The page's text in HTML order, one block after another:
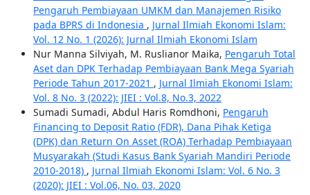
Pengaruh Pembiayaan UMKM dan Manajemen Risiko
pada BPRS di Indonesia , Jurnal Ilmiah Ekonomi Islam:
Vol. 12 No. 1 (2026): Jurnal Ilmiah Ekonomi Islam
Nur Manna Silviyah, M. Ruslianor Maika, Pengaruh Total
Aset dan DPK Terhadap Pembiayaan Bank Mega Syariah
Periode Tahun 2017-2021 , Jurnal Ilmiah Ekonomi Islam:
Vol. 8 No. 3 (2022): JIEI : Vol.8, No.3, 2022
Sumadi Sumadi, Abdul Haris Romdhoni, Pengaruh
Financing to Deposit Ratio (FDR), Dana Pihak Ketiga
(DPK) dan Return On Asset (ROA) Terhadap Pembiayaan
Musyarakah (Studi Kasus Bank Syariah Mandiri Periode
2010-2018) , Jurnal Ilmiah Ekonomi Islam: Vol. 6 No. 3
(2020): JIEI : Vol.06, No. 03, 2020